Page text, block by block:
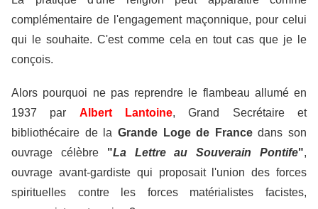
complémentaire de l'engagement maçonnique, pour celui
qui le souhaite. C'est comme cela en tout cas que je le
conçois.
Alors pourquoi ne pas reprendre le flambeau allumé en
1937 par Albert Lantoine, Grand Secrétaire et
bibliothécaire de la Grande Loge de Francedans son
ouvrage célèbre "La Lettre au Souverain Pontife",
ouvrage avant-gardiste qui proposait l'union des forces
spirituelles contre les forces matérialistes facistes,